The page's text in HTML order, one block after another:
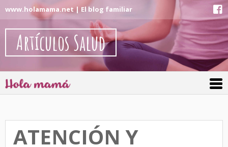
www.holamama.net | El blog familiar
Artículos Salud
ATENCIÓN Y